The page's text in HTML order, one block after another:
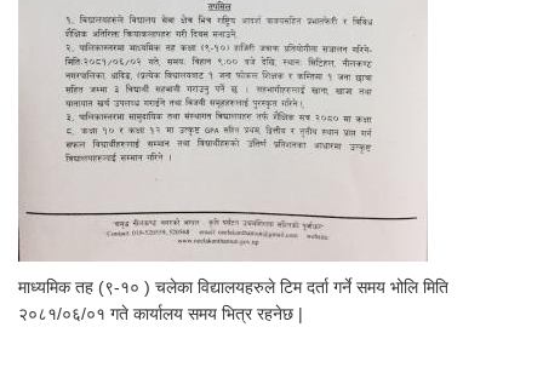
माध्यमिक तह (९-१० ) चलेका विद्यालयहरुले टिम दर्ता गर्ने समय भोलि मिति
२०८१/०६/०१ गते कार्यालय समय भित्र रहनेछ |